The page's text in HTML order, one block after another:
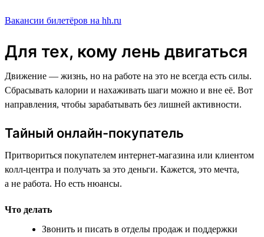
Вакансии билетёров на hh.ru
Для тех, кому лень двигаться
Движение — жизнь, но на работе на это не всегда есть силы.
Сбрасывать калории и нахаживать шаги можно и вне её. Вот
направления, чтобы зарабатывать без лишней активности.
Тайный онлайн-покупатель
Притвориться покупателем интернет-магазина или клиентом
колл-центра и получать за это деньги. Кажется, это мечта,
а не работа. Но есть нюансы.
Что делать
Звонить и писать в отделы продаж и поддержки